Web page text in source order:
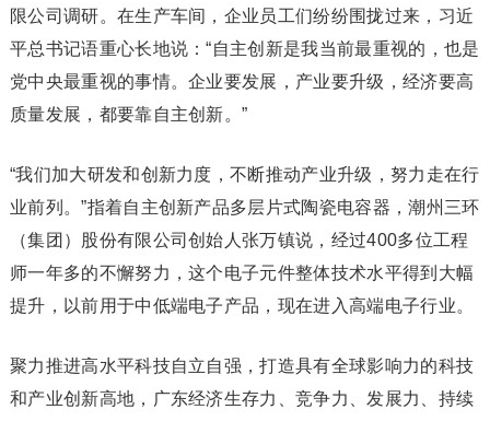
限公司调研。在生产车间，企业员工们纷纷围拢过来，习近
平总书记语重心长地说：“自主创新是我当前最重视的，也是
党中央最重视的事情。企业要发展，产业要升级，经济要高
质量发展，都要靠自主创新。”
“我们加大研发和创新力度，不断推动产业升级，努力走在行
业前列。”指着自主创新产品多层片式陶瓷电容器，潮州三环
（集团）股份有限公司创始人张万镇说，经过400多位工程
师一年多的不懈努力，这个电子元件整体技术水平得到大幅
提升，以前用于中低端电子产品，现在进入高端电子行业。
聚力推进高水平科技自立自强，打造具有全球影响力的科技
和产业创新高地，广东经济生存力、竞争力、发展力、持续